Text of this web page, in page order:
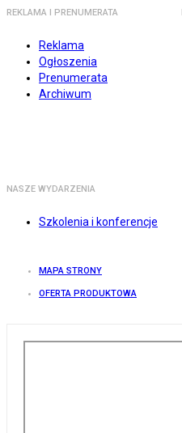
REKLAMA I PRENUMERATA
Reklama
Ogłoszenia
Prenumerata
Archiwum
NASZE WYDARZENIA
Szkolenia i konferencje
MAPA STRONY
OFERTA PRODUKTOWA